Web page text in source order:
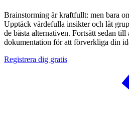
Brainstorming är kraftfullt: men bara
Upptäck värdefulla insikter och låt
de bästa alternativen. Fortsätt sedan till
dokumentation för att förverkliga din
Registrera dig gratis